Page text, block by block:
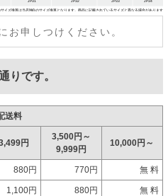
お申しつけください。
りです。
送料
円
3,500円～
9,999円
10,000円～
880円 770円 無 料
1,100円 880円 無 料